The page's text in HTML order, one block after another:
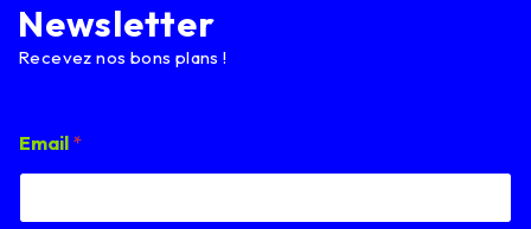
Newsletter
Recevez nos bons plans !
m
a
l
Email *